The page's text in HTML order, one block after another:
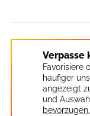
Verpasse
Favorisiere
häufiger
angezeigt
und
bevorzugen.